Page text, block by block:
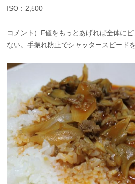
ISO：2,500
コメント）F値をもっとあげれば全体に
ない。手振れ防止でシャッタースピード